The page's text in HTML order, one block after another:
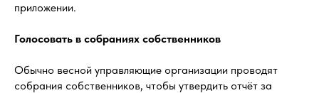
приложении.
Голосовать в собраниях собственников
Обычно весной управляющие организации проводят
собрания собственников, чтобы утвердить отчёт за